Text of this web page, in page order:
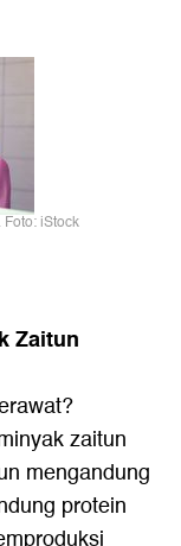
iStock
Zaitun
zaitun
mengandung
protein